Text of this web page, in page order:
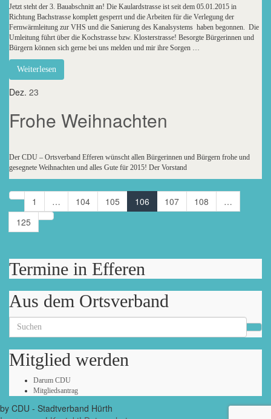
Jetzt steht der 3. Bauabschnitt an! Die Kaulardstrasse ist seit dem 05.01.2015 in
Richtung Bachstrasse komplett gesperrt und die Arbeiten für die Verlegung der
Fernwärmleitung zur VHS und die Sanierung des Kanalsystems haben begonnen. Die
Umleitung führt über die Kochstrasse bzw. Klosterstrasse! Besorgte Bürgerinnen und
Bürgern können sich gerne bei uns melden und mir ihre Sorgen …
Weiterlesen
Dez. 23
Frohe Weihnachten
Der CDU – Ortsverband Efferen wünscht allen Bürgerinnen und Bürgern frohe und
gesegnete Weihnachten und alles Gute für 2015! Der Vorstand
1 … 104 105 106 107 108
…
125
Termine in Efferen
Aus dem Ortsverband
for:
Mitglied werden
Darum CDU
Mitgliedsantrag
by CDU - Stadtverband Hürth